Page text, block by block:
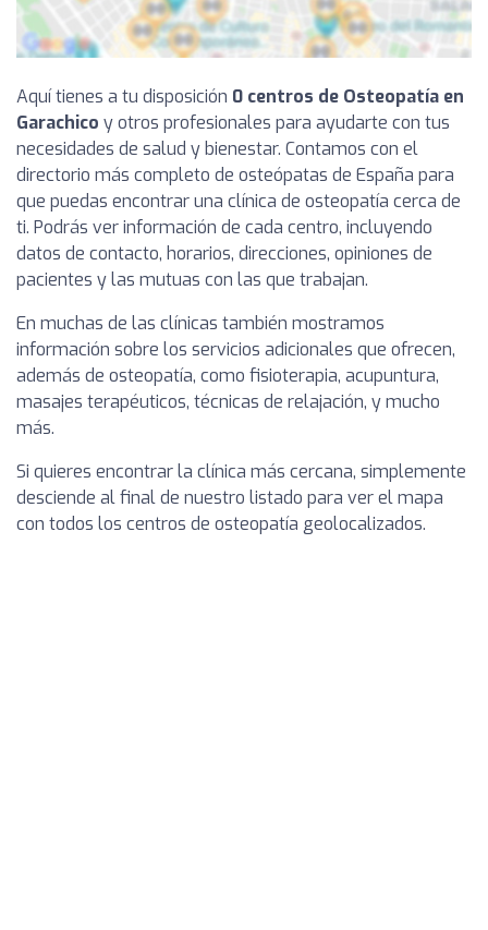
Aquí tienes a tu disposición 0 centros de Osteopatía en
Garachico y otros profesionales para ayudarte con tus
necesidades de salud y bienestar. Contamos con el
directorio más completo de osteópatas de España para
que puedas encontrar una clínica de osteopatía cerca de
ti. Podrás ver información de cada centro, incluyendo
datos de contacto, horarios, direcciones, opiniones de
pacientes y las mutuas con las que trabajan.
En muchas de las clínicas también mostramos
información sobre los servicios adicionales que ofrecen,
además de osteopatía, como fisioterapia, acupuntura,
masajes terapéuticos, técnicas de relajación, y mucho
más.
Si quieres encontrar la clínica más cercana, simplemente
desciende al final de nuestro listado para ver el mapa
con todos los centros de osteopatía geolocalizados.